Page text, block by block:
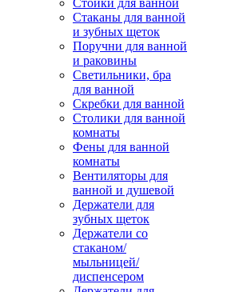
Стойки для ванной
Стаканы для ванной
и зубных щеток
Поручни для ванной
и раковины
Светильники, бра
для ванной
Скребки для ванной
Столики для ванной
комнаты
Фены для ванной
комнаты
Вентиляторы для
ванной и душевой
Держатели для
зубных щеток
Держатели со
стаканом/
мыльницей/
диспенсером